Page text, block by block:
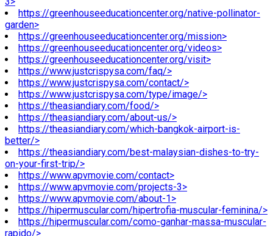
https://greenhouseeducationcenter.org/native-pollinator-
garden>
https://greenhouseeducationcenter.org/mission>
https://greenhouseeducationcenter.org/videos>
https://greenhouseeducationcenter.org/visit>
https://www.justcrispysa.com/faq/>
https://www.justcrispysa.com/contact/>
https://www.justcrispysa.com/type/image/>
https://theasiandiary.com/food/>
https://theasiandiary.com/about-us/>
https://theasiandiary.com/which-bangkok-airport-is-
better/>
https://theasiandiary.com/best-malaysian-dishes-to-try-
on-your-first-trip/>
https://www.apvmovie.com/contact>
https://www.apvmovie.com/projects-3>
https://www.apvmovie.com/about-1>
https://hipermuscular.com/hipertrofia-muscular-feminina/>
https://hipermuscular.com/como-ganhar-massa-muscular-
rapido/>